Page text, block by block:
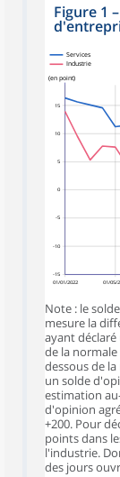
Figure 1 –
-15
-10
-5
0
5
10
15
(en point)
01/01/2022 01/05/
Services
Industrie
Note : le
mesure la
ayant
de la
dessous de
un solde
estimation
d'opinion
+200. Pour
points dans
l'industrie.
des jours